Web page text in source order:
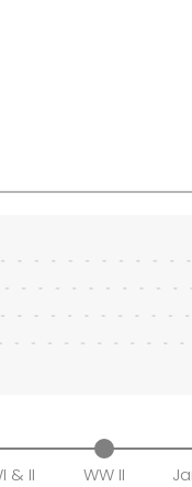
& II WW II